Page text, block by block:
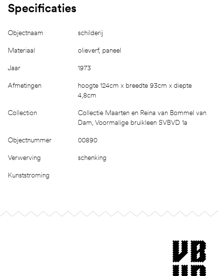
Specificaties
Objectnaam schilderij
Materiaal olieverf, paneel
Jaar 1973
Afmetingen
hoogte 124cm x breedte 93cm x diepte
4,8cm
Collection
Collectie Maarten en Reina van Bommel van
Dam, Voormalige bruikleen SVBVD 1a
Objectnummer 00890
Verwerving schenking
Kunststroming
museum van